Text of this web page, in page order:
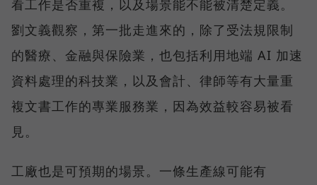
看工作是否重複，以及場景能不能被清楚定義。
劉文義觀察，第一批走進來的，除了受法規限制
的醫療、金融與保險業，也包括利用地端 AI 加速
資料處理的科技業，以及會計、律師等有大量重
複文書工作的專業服務業，因為效益較容易被看
見。
工廠也是可預期的場景。一條生產線可能有